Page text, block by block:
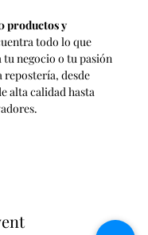
productos y
todo lo que
tu negocio o tu pasión
repostería, desde
alta calidad hasta